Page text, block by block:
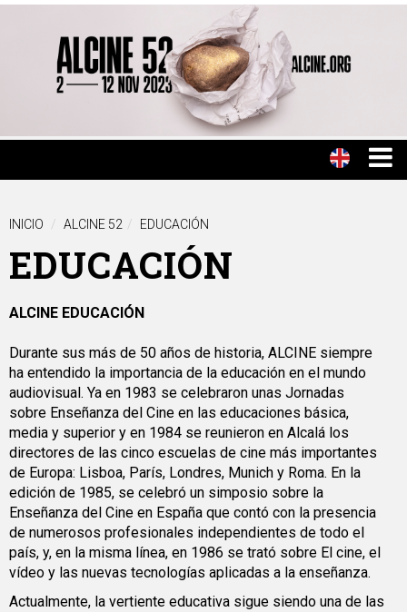
INICIO ALCINE 52 EDUCACIÓN
EDUCACIÓN
ALCINE EDUCACIÓN
Durante sus más de 50 años de historia, ALCINE siempre
ha entendido la importancia de la educación en el mundo
audiovisual. Ya en 1983 se celebraron unas Jornadas
sobre Enseñanza del Cine en las educaciones básica,
media y superior y en 1984 se reunieron en Alcalá los
directores de las cinco escuelas de cine más importantes
de Europa: Lisboa, París, Londres, Munich y Roma. En la
edición de 1985, se celebró un simposio sobre la
Enseñanza del Cine en España que contó con la presencia
de numerosos profesionales independientes de todo el
país, y, en la misma línea, en 1986 se trató sobre El cine, el
vídeo y las nuevas tecnologías aplicadas a la enseñanza.
Actualmente, la vertiente educativa sigue siendo una de las